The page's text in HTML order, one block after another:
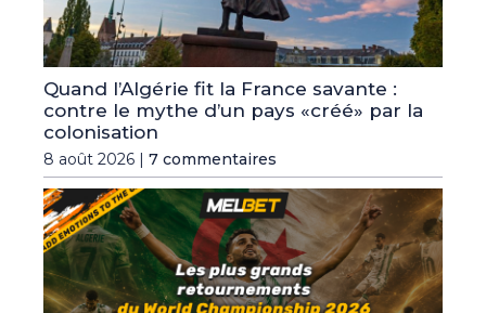
Quand l’Algérie fit la France savante :
contre le mythe d’un pays «créé» par la
colonisation
8 août 2026 | 7 commentaires